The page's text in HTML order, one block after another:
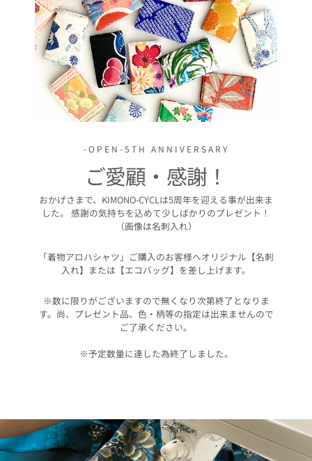
-OPEN-5TH ANNIVERSARY
ご愛顧・感謝！
おかげさまで、KIMONO-CYCLは5周年を迎える事が出来ま
した。 感謝の気持ちを込めて少しばかりのプレゼント！
（画像は名刺入れ）
「着物アロハシャツ」ご購入のお客様へオリジナル【名刺
入れ】または【エコバッグ】を差し上げます。
※数に限りがございますので無くなり次第終了となりま
す。尚、プレゼント品、色・柄等の指定は出来ませんので
ご了承ください。
※予定数量に達した為終了しました。